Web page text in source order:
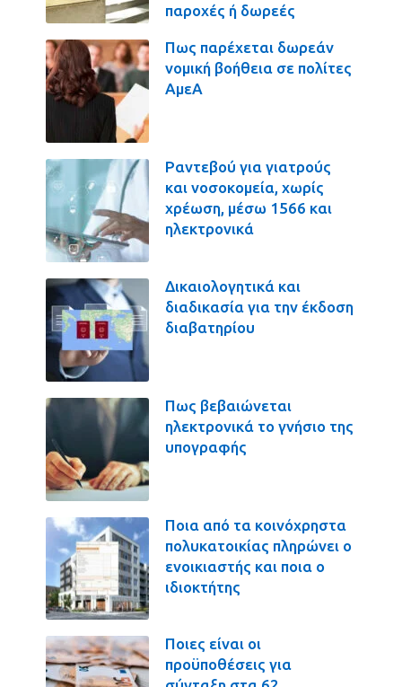
παροχές ή δωρεές
Πως παρέχεται δωρεάν
νομική βοήθεια σε πολίτες
ΑμεΑ
Ραντεβού για γιατρούς
και νοσοκομεία, χωρίς
χρέωση, μέσω 1566 και
ηλεκτρονικά
Δικαιολογητικά και
διαδικασία για την έκδοση
διαβατηρίου
Πως βεβαιώνεται
ηλεκτρονικά το γνήσιο της
υπογραφής
Ποια από τα κοινόχρηστα
πολυκατοικίας πληρώνει ο
ενοικιαστής και ποια ο
ιδιοκτήτης
Ποιες είναι οι
προϋποθέσεις για